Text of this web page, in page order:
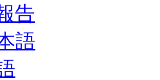
告
語